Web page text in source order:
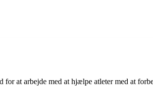
at arbejde med at hjælpe atleter med at